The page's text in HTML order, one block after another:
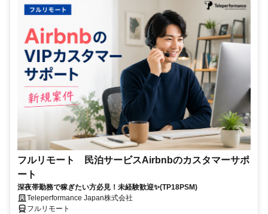
フルリモート 民泊サービスAirbnbのカスタマーサポ
ート
深夜帯勤務で稼ぎたい方必見！未経験歓迎✨(TP18PSM)
Teleperformance Japan株式会社
フルリモート